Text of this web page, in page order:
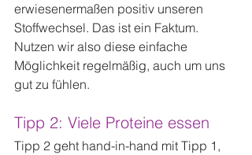
erwiesenermaßen positiv unseren
Stoffwechsel. Das ist ein Faktum.
Nutzen wir also diese einfache
Möglichkeit regelmäßig, auch um uns
gut zu fühlen.
Tipp 2: Viele Proteine essen
Tipp 2 geht hand-in-hand mit Tipp 1,